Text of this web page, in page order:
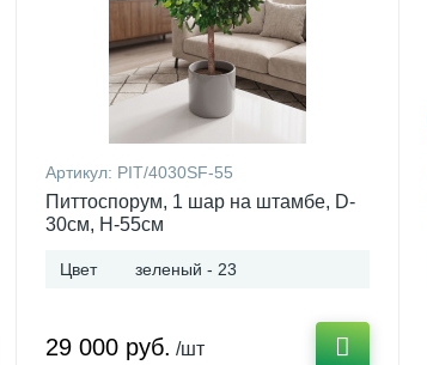
Артикул: PIT/4030SF-55
Питтоспорум, 1 шар на штамбе, D-
30см, H-55см
Цвет зеленый - 23
29 000 руб. /шт